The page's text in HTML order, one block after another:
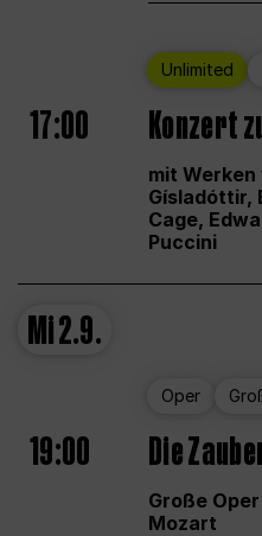
Unlimited
17:00 Konzert
mit Werken
Gísladóttir,
Cage,
Puccini
Mi2.9.
Oper
19:00 Die
Große
Mozart